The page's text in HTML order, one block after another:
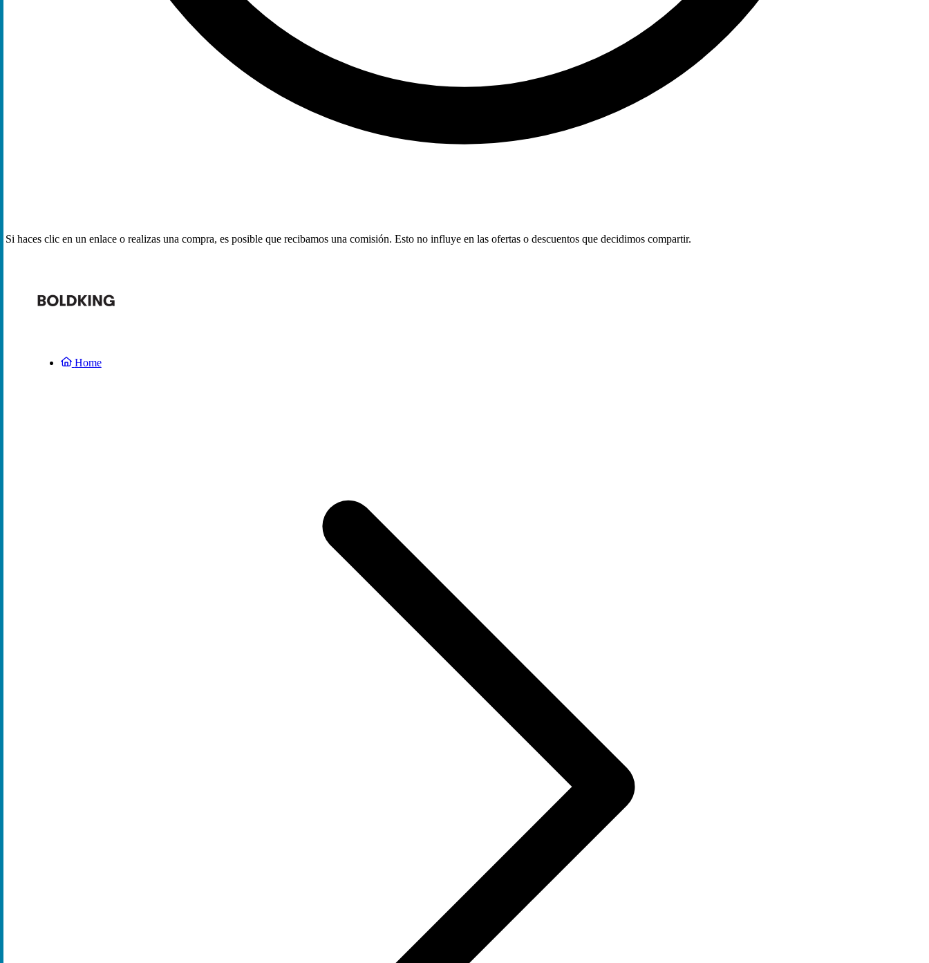
Si haces clic en un enlace o realizas una compra, es posible que recibamos una comisión. Esto no influye en las ofertas o descuentos que decidimos compartir.
Home